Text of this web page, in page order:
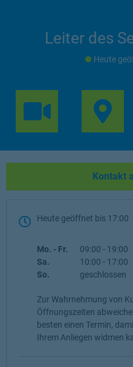
Leiter des
Heute
Kontakt
Heute geöffnet bis 17:00
Wochentag Öffnungszeiten
Mo. - Fr. 09:00 - 19:00
Sa.
10:00 - 17:00
So.
geschlossen
Zur Wahrnehmung von
Öffnungszeiten
besten einen Termin,
Ihrem Anliegen widmen